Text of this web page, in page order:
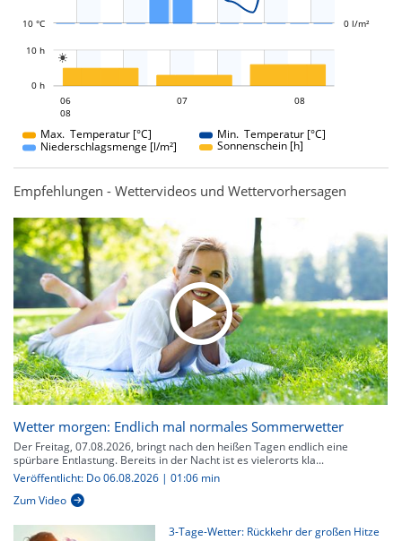
10 °C 0 l/m²

0 h
10 h
06
08
07 08
Max. Temperatur [°C]
Min. Temperatur [°C]
Niederschlagsmenge [l/m²]
Sonnenschein [h]
Empfehlungen - Wettervideos und Wettervorhersagen
Wetter morgen: Endlich mal normales Sommerwetter
Der Freitag, 07.08.2026, bringt nach den heißen Tagen endlich eine
spürbare Entlastung. Bereits in der Nacht ist es vielerorts kla...
Veröffentlicht: Do 06.08.2026 | 01:06 min
Zum Video
3-Tage-Wetter: Rückkehr der großen Hitze